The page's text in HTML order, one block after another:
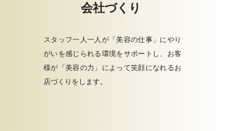
会社づくり
スタッフ一人一人が「美容の仕事」にやり
がいを感じられる環境をサポートし、お客
様が「美容の力」によって笑顔になれるお
店づくりをします。